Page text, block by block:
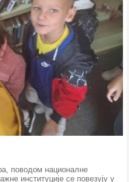
поводом националне
институције се повезују у